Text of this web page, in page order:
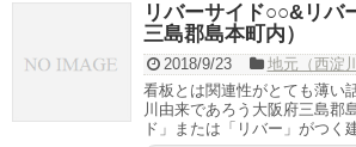
リバーサイド○○&リバ
三島郡島本町内）
2018/9/23
地元（西淀
看板とは関連性がとても薄い
川由来であろう大阪府三島郡
ド」または「リバー」がつく